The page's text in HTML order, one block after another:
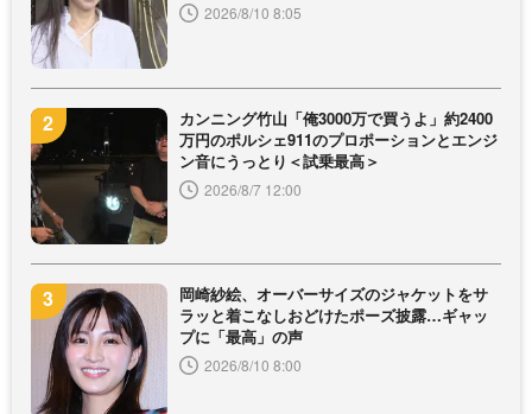
2026/8/10 8:05
カンニング竹山「俺3000万で買うよ」約2400
万円のポルシェ911のプロポーションとエンジ
ン音にうっとり＜試乗最高＞
2026/8/7 12:00
岡崎紗絵、オーバーサイズのジャケットをサ
ラッと着こなしおどけたポーズ披露…ギャッ
プに「最高」の声
2026/8/10 8:00